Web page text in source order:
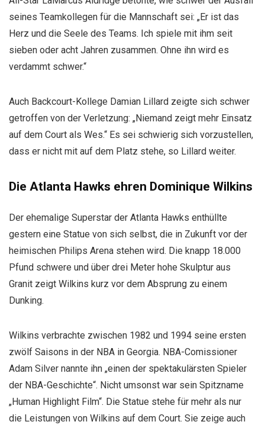
seines Teamkollegen für die Mannschaft sei: „Er ist das
Herz und die Seele des Teams. Ich spiele mit ihm seit
sieben oder acht Jahren zusammen. Ohne ihn wird es
verdammt schwer.“
Auch Backcourt-Kollege Damian Lillard zeigte sich schwer
getroffen von der Verletzung: „Niemand zeigt mehr Einsatz
auf dem Court als Wes.“ Es sei schwierig sich vorzustellen,
dass er nicht mit auf dem Platz stehe, so Lillard weiter.
Die Atlanta Hawks ehren Dominique Wilkins
Der ehemalige Superstar der Atlanta Hawks enthüllte
gestern eine Statue von sich selbst, die in Zukunft vor der
heimischen Philips Arena stehen wird. Die knapp 18.000
Pfund schwere und über drei Meter hohe Skulptur aus
Granit zeigt Wilkins kurz vor dem Absprung zu einem
Dunking.
Wilkins verbrachte zwischen 1982 und 1994 seine ersten
zwölf Saisons in der NBA in Georgia. NBA-Comissioner
Adam Silver nannte ihn „einen der spektakulärsten Spieler
der NBA-Geschichte“. Nicht umsonst war sein Spitzname
„Human Highlight Film“. Die Statue stehe für mehr als nur
die Leistungen von Wilkins auf dem Court. Sie zeige auch